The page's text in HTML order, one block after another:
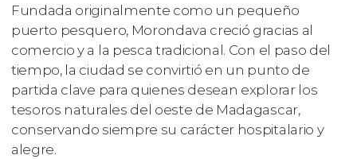
Fundada originalmente como un pequeño
puerto pesquero, Morondava creció gracias al
comercio y a la pesca tradicional. Con el paso del
tiempo, la ciudad se convirtió en un punto de
partida clave para quienes desean explorar los
tesoros naturales del oeste de Madagascar,
conservando siempre su carácter hospitalario y
alegre.